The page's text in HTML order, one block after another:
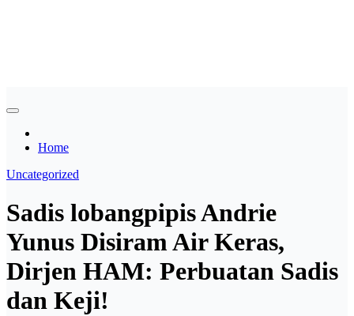
Home
Uncategorized
Sadis lobangpipis Andrie
Yunus Disiram Air Keras,
Dirjen HAM: Perbuatan Sadis
dan Keji!